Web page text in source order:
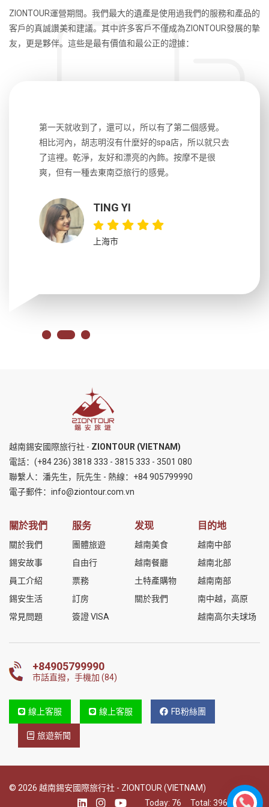
ZIONTOUR運營期間。我們最大的遺產是使用過我們的服務和產品的
客戶的真誠讚美和建議。其中許多客戶不僅成為ZIONTOUR發展的摯
友，更是夥伴。這些是最有價值和最公正的證據：
第一天就收到了，還可以，所以有了第二個感覺。
相比河內，胡志明沒有什麼好的spa店，所以就只去
了這裡。乾淨，友好和漂亮的內飾。按摩不是很
爽，但有一種去東南亞旅行的感覺。
TING YI
上海市
越南錫安國際旅行社 - ZIONTOUR (VIETNAM)
電話： (+84 236) 3818 333 - 3815 333 - 3501 080
聯繫人：潘先生，阮先生 - 熱線： +84 905799990
電子郵件： info@ziontour.com.vn
關於我們
關於我們
錫安故事
員工介紹
錫安生活
常見問題
服务
團體旅遊
自由行
票務
訂房
簽證 VISA
发现
越南美食
越南餐廳
土特產購物
關於我們
目的地
越南中部
越南北部
越南南部
南中越，高原
越南高尔夫球场
+84905799990
市話直撥，手機加 (84)
線上客服 線上客服 FB粉絲團
旅遊新聞
© 2026 越南錫安國際旅行社 - ZIONTOUR (VIETNAM)
Today: 76 Total: 396653